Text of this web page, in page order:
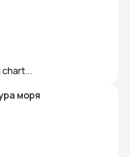
chart...
моря